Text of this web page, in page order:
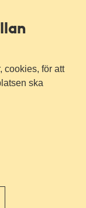
cookies, för att
ska